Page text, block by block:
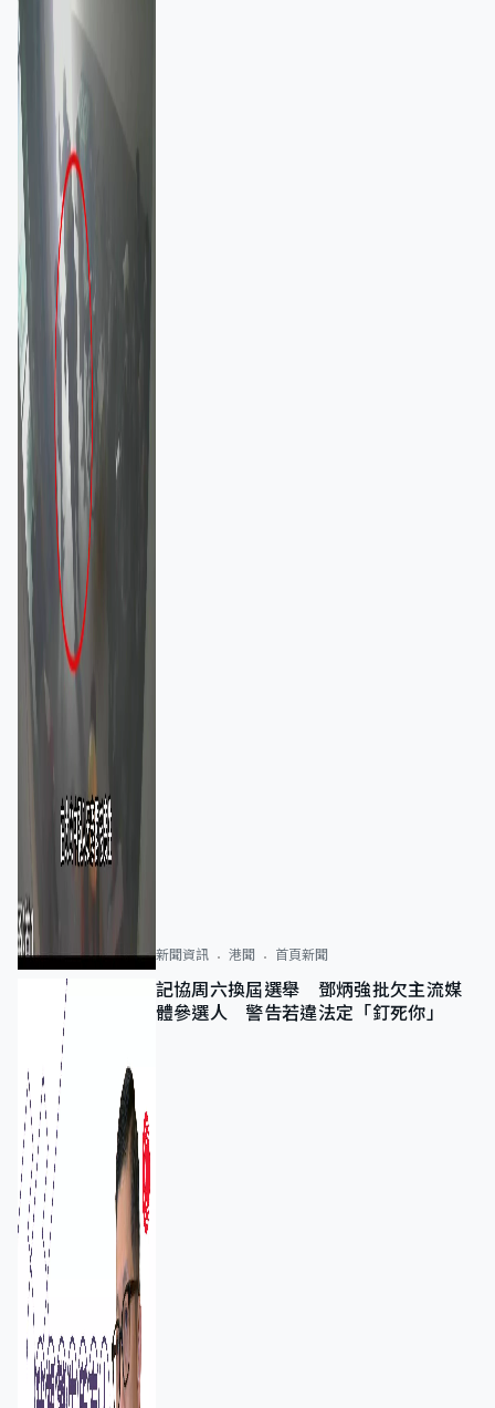
新聞資訊 港聞 首頁新聞
記協周六換屆選舉 鄧炳強批欠主流媒
體參選人 警告若違法定「釘死你」